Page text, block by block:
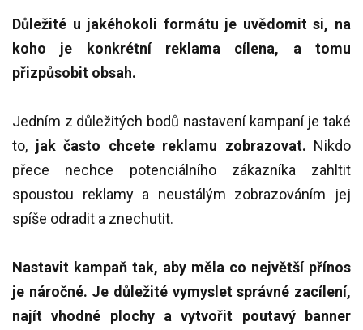
Důležité u jakéhokoli formátu je uvědomit si, na
koho je konkrétní reklama cílena, a tomu
přizpůsobit obsah.
Jedním z důležitých bodů nastavení kampaní je také
to, jak často chcete reklamu zobrazovat. Nikdo
přece nechce potenciálního zákazníka zahltit
spoustou reklamy a neustálým zobrazováním jej
spíše odradit a znechutit.
Nastavit kampaň tak, aby měla co největší přínos
je náročné. Je důležité vymyslet správné zacílení,
najít vhodné plochy a vytvořit poutavý banner